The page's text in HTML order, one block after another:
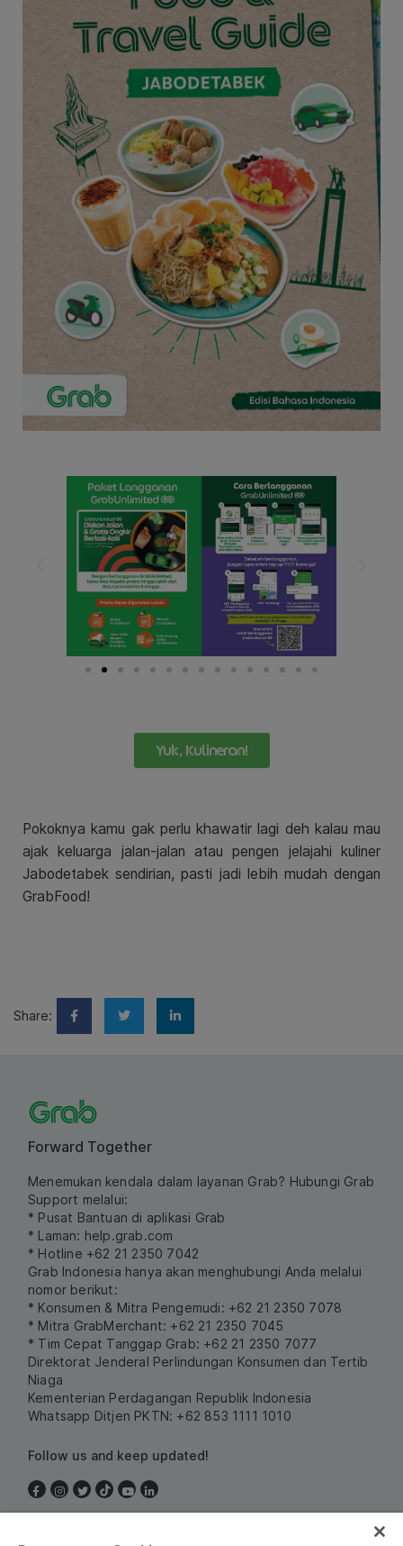
Yuk, Kulineran!
Pokoknya kamu gak perlu khawatir lagi deh kalau mau
ajak keluarga jalan-jalan atau pengen jelajahi kuliner
Jabodetabek sendirian, pasti jadi lebih mudah dengan
GrabFood!
Share:
Forward Together
Menemukan kendala dalam layanan Grab? Hubungi Grab
Support melalui:
* Pusat Bantuan di aplikasi Grab
* Laman: help.grab.com
* Hotline +62 21 2350 7042
Grab Indonesia hanya akan menghubungi Anda melalui
nomor berikut:
* Konsumen & Mitra Pengemudi: +62 21 2350 7078
* Mitra GrabMerchant: +62 21 2350 7045
* Tim Cepat Tanggap Grab: +62 21 2350 7077
Direktorat Jenderal Perlindungan Konsumen dan Tertib
Niaga
Kementerian Perdagangan Republik Indonesia
Whatsapp Ditjen PKTN: +62 853 1111 1010
Follow us and keep updated!